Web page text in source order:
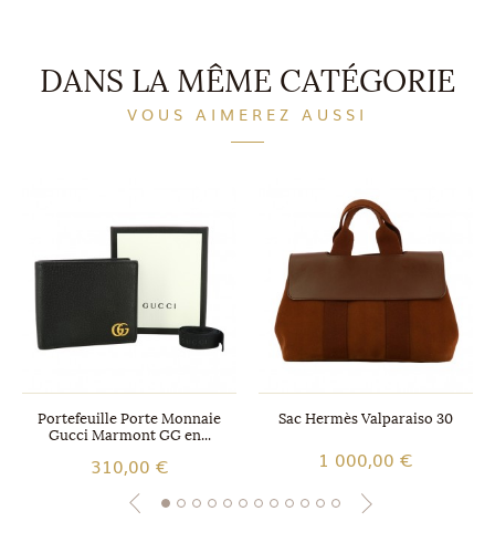
DANS LA MÊME CATÉGORIE
VOUS AIMEREZ AUSSI
Portefeuille Porte Monnaie
Gucci Marmont GG en...
310,00 €
Sac Hermès Valparaiso 30
1 000,00 €